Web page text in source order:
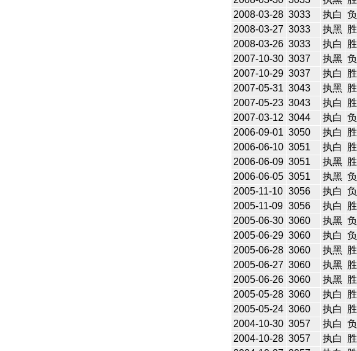
2008-03-28 3033 执白 负
2008-03-27 3033 执黑 胜
2008-03-26 3033 执白 胜
2007-10-30 3037 执黑 负
2007-10-29 3037 执白 胜
2007-05-31 3043 执黑 胜
2007-05-23 3043 执白 胜
2007-03-12 3044 执白 负
2006-09-01 3050 执白 胜
2006-06-10 3051 执白 胜
2006-06-09 3051 执黑 胜
2006-06-05 3051 执黑 负
2005-11-10 3056 执白 负
2005-11-09 3056 执白 胜
2005-06-30 3060 执黑 负
2005-06-29 3060 执白 负
2005-06-28 3060 执黑 胜
2005-06-27 3060 执黑 胜
2005-06-26 3060 执黑 胜
2005-05-28 3060 执白 胜
2005-05-24 3060 执白 胜
2004-10-30 3057 执白 负
2004-10-28 3057 执白 胜